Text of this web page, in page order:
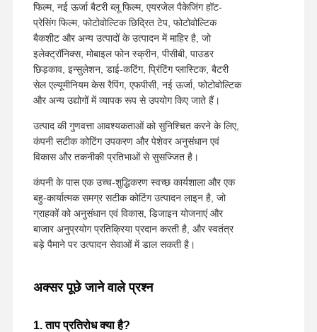
फिल्म, नई ऊर्जा बैटरी ब्लू फिल्म, एयरजेल पैकेजिंग हॉट-
प्रेसिंग फिल्म, फोटोवोल्टिक छिद्रित टेप, फोटोवोल्टिक
बैकशीट और अन्य उत्पादों के उत्पादन में माहिर है, जो
इलेक्ट्रॉनिक्स, मोबाइल फोन स्क्रीन, पीसीबी, पाउडर
छिड़काव, इन्सुलेशन, डाई-कटिंग, प्रिंटिंग प्लास्टिक, बैटरी
सेल एल्यूमीनियम केस रैपिंग, एफपीसी, नई ऊर्जा, फोटोवोल्टिक
और अन्य उद्योगों में व्यापक रूप से उपयोग किए जाते हैं।
उत्पाद की गुणवत्ता आवश्यकताओं को सुनिश्चित करने के लिए,
कंपनी सटीक कोटिंग उपकरण और पेशेवर अनुसंधान एवं
विकास और तकनीकी प्रतिभाओं से सुसज्जित है।
कंपनी के पास एक उच्च-शुद्धिकरण स्वच्छ कार्यशाला और एक
बहु-कार्यात्मक समग्र सटीक कोटिंग उत्पादन लाइन है, जो
ग्राहकों को अनुसंधान एवं विकास, डिजाइन योजनाएं और
बाजार अनुप्रयोग प्रतिक्रिया प्रदान करती है, और स्वतंत्र
बड़े पैमाने पर उत्पादन सेवाओं में डाल सकती है।
अक्सर पूछे जाने वाले प्रश्न
1. ताप प्रतिरोध क्या है?